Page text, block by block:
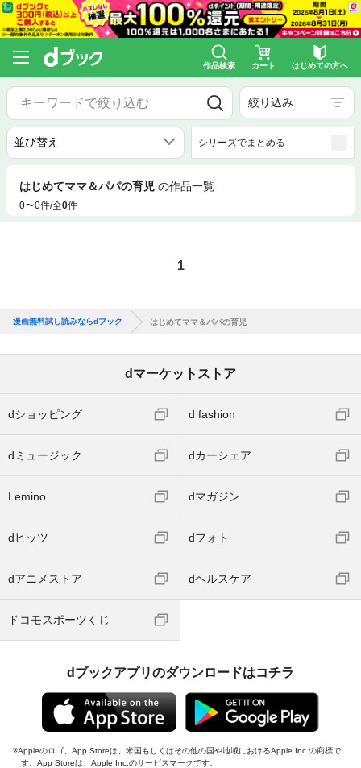
作品検索 カート はじめての方へ
絞り込み
シリーズでまとめる
はじめてママ＆パパの育児 の作品一覧
0〜0件/全0件
1
漫画無料試し読みならdブック はじめてママ＆パパの育児
dマーケットストア
dショッピング d fashion
dミュージック dカーシェア
Lemino dマガジン
dヒッツ dフォト
dアニメストア dヘルスケア
ドコモスポーツくじ
dブックアプリのダウンロードはコチラ
Appleのロゴ、App Storeは、米国もしくはその他の国や地域におけるApple Inc.の商標で
す。App Storeは、Apple Inc.のサービスマークです。